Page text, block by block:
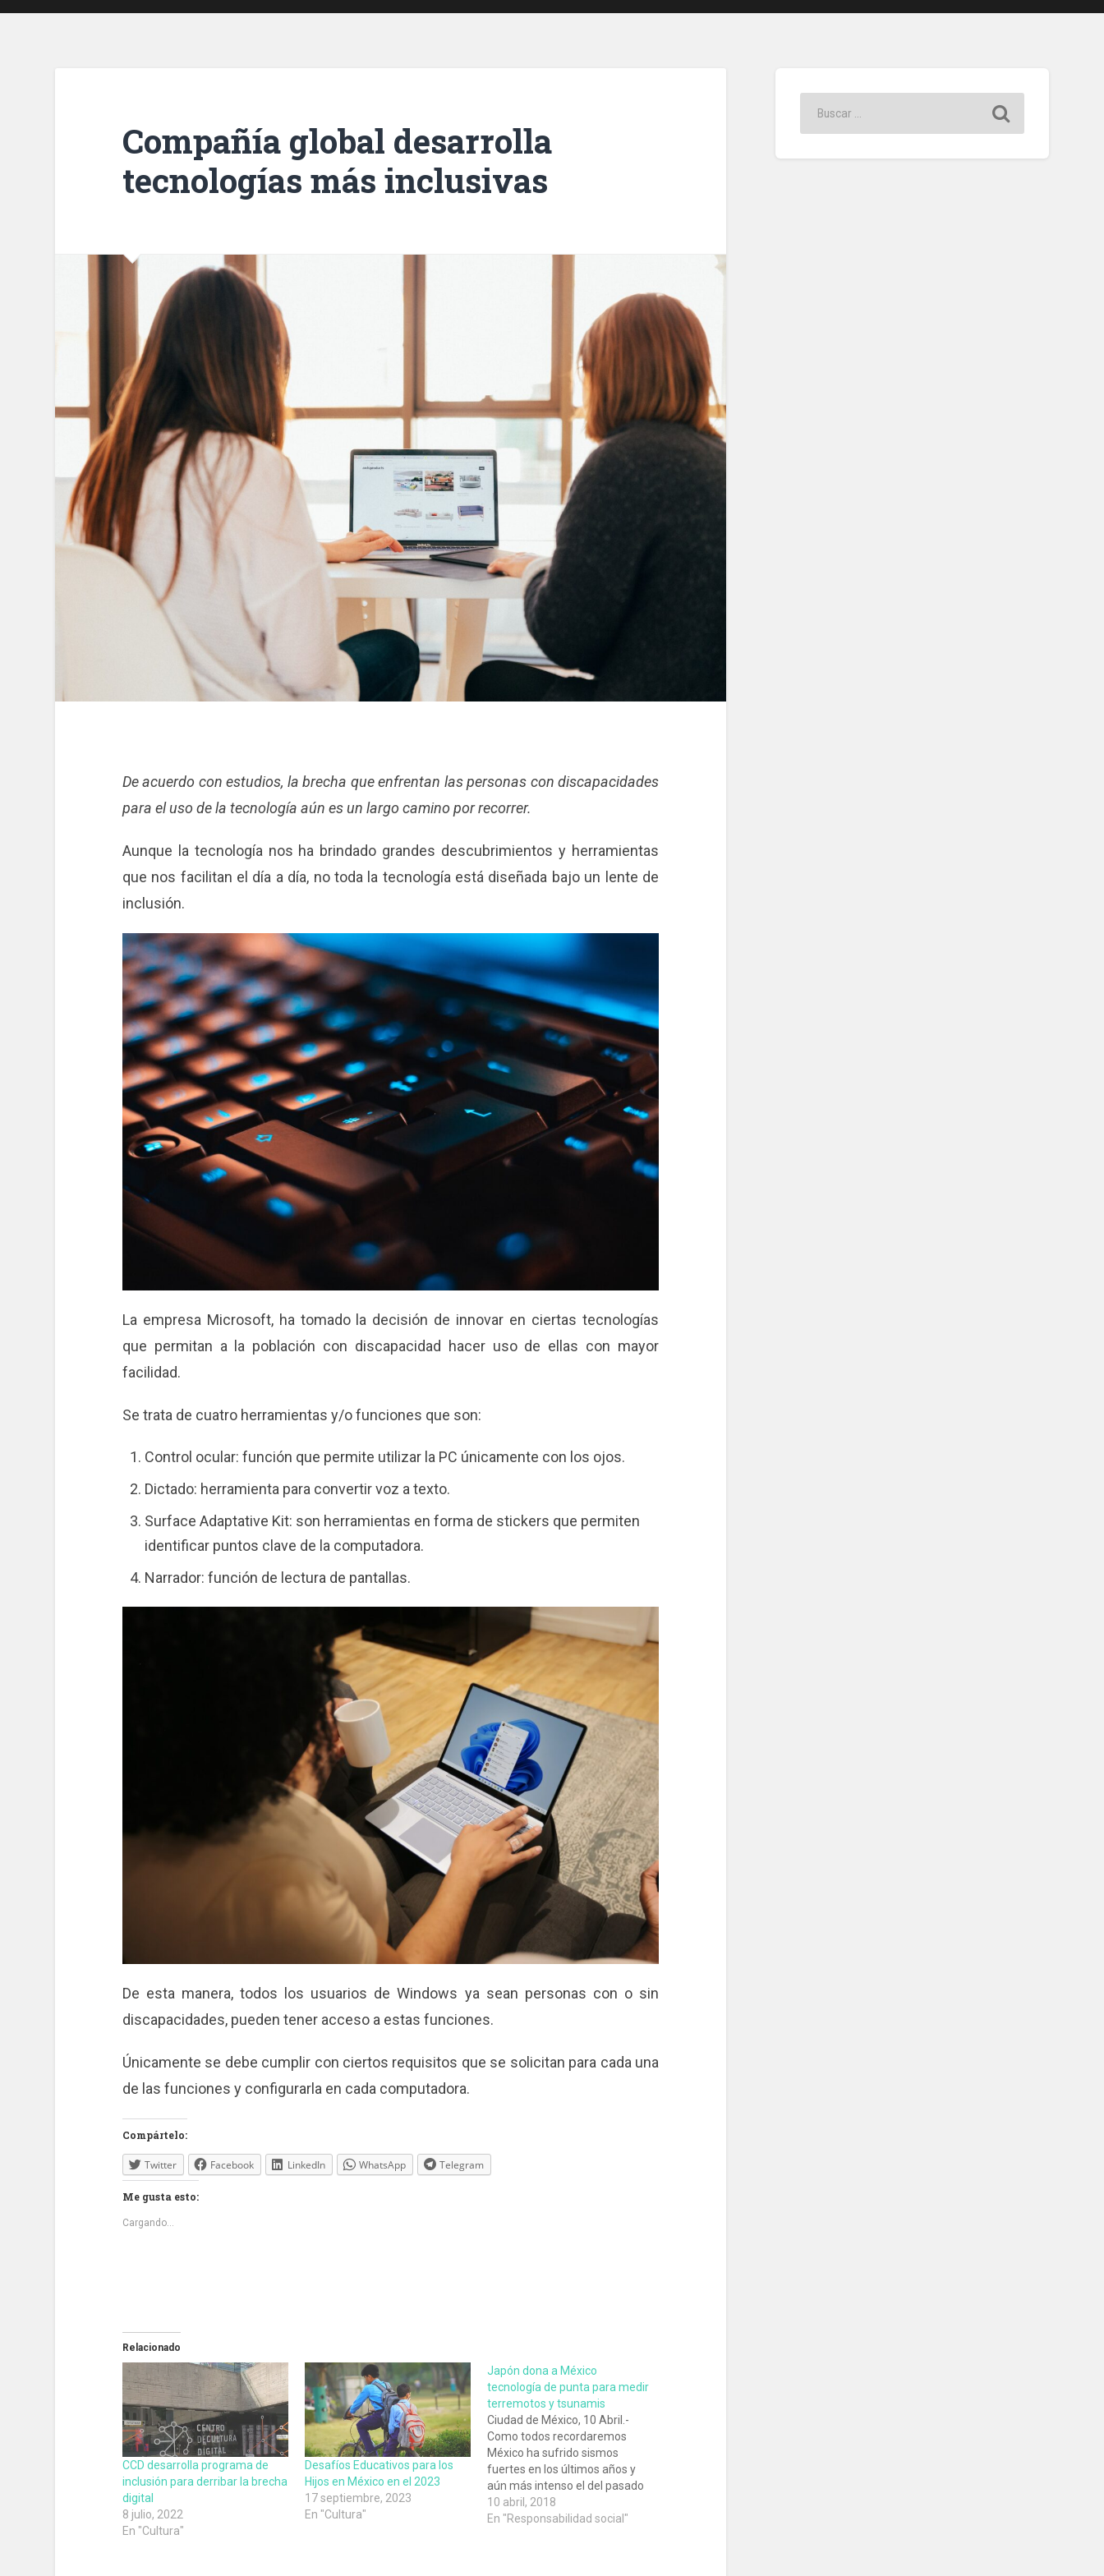
Compañía global desarrolla
tecnologías más inclusivas
De acuerdo con estudios, la brecha que enfrentan las personas con discapacidades
para el uso de la tecnología aún es un largo camino por recorrer.
Aunque la tecnología nos ha brindado grandes descubrimientos y herramientas
que nos facilitan el día a día, no toda la tecnología está diseñada bajo un lente de
inclusión.
La empresa Microsoft, ha tomado la decisión de innovar en ciertas tecnologías
que permitan a la población con discapacidad hacer uso de ellas con mayor
facilidad.
Se trata de cuatro herramientas y/o funciones que son:
Control ocular: función que permite utilizar la PC únicamente con los ojos.
Dictado: herramienta para convertir voz a texto.
Surface Adaptative Kit: son herramientas en forma de stickers que permiten
identificar puntos clave de la computadora.
Narrador: función de lectura de pantallas.
De esta manera, todos los usuarios de Windows ya sean personas con o sin
discapacidades, pueden tener acceso a estas funciones.
Únicamente se debe cumplir con ciertos requisitos que se solicitan para cada una
de las funciones y configurarla en cada computadora.
Compártelo:
Twitter Facebook LinkedIn WhatsApp Telegram
Me gusta esto:
Cargando...
Relacionado
CCD desarrolla programa de
inclusión para derribar la brecha
digital
8 julio, 2022
En "Cultura"
Desafíos Educativos para los
Hijos en México en el 2023
17 septiembre, 2023
En "Cultura"
Japón dona a México
tecnología de punta para medir
terremotos y tsunamis
Ciudad de México, 10 Abril.-
Como todos recordaremos
México ha sufrido sismos
fuertes en los últimos años y
aún más intenso el del pasado
19 de septiembre, gracias a los
Japoneses han donado "El
10 abril, 2018
En "Responsabilidad social"